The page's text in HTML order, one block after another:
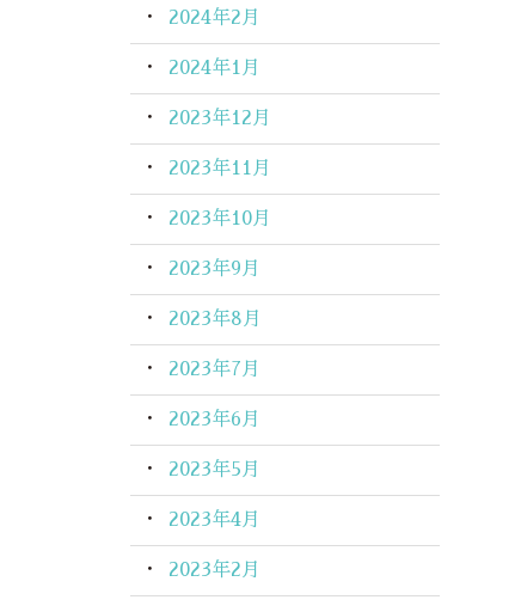
2024年2月
2024年1月
2023年12月
2023年11月
2023年10月
2023年9月
2023年8月
2023年7月
2023年6月
2023年5月
2023年4月
2023年2月